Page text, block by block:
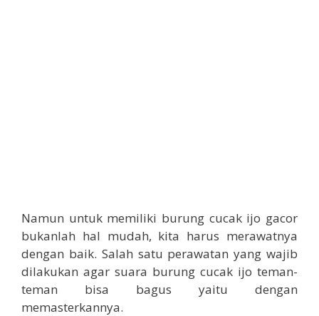
Namun untuk memiliki burung cucak ijo gacor
bukanlah hal mudah, kita harus merawatnya
dengan baik. Salah satu perawatan yang wajib
dilakukan agar suara burung cucak ijo teman-
teman bisa bagus yaitu dengan
memasterkannya.